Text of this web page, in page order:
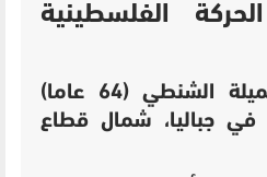
الفلسطينية
وقالت حماس إن جميلة الشنطي (64 عاما)
في جباليا، شمال قطاع